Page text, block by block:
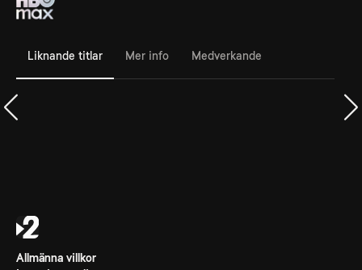
Liknande titlar Mer info Medverkande
Allmänna villkor